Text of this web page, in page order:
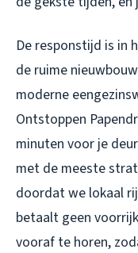
De responstijd is in
de ruime
moderne
Ontstoppen
minuten voor je
met de meeste
doordat we lokaal
betaalt geen
vooraf te horen,